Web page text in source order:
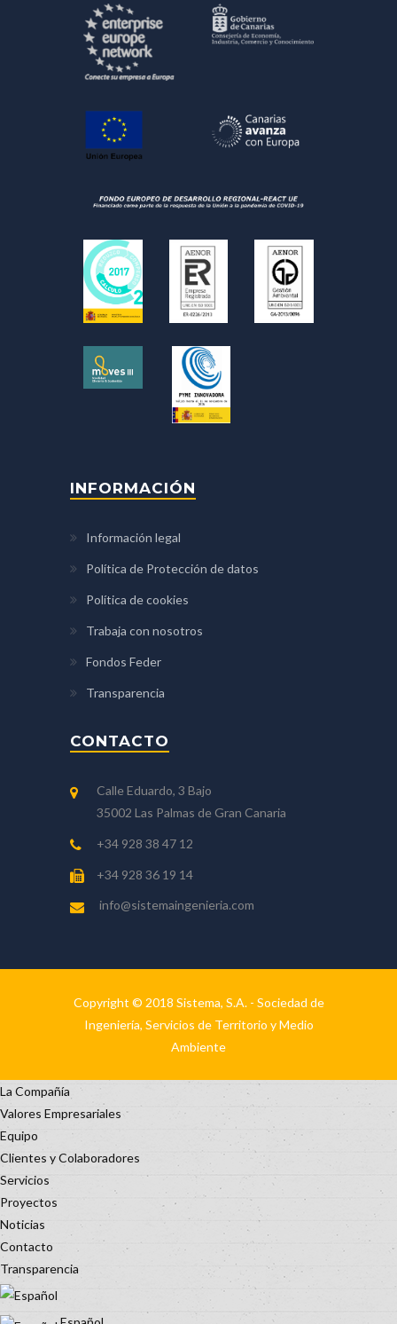
INFORMACIÓN
Información legal
Política de Protección de datos
Política de cookies
Trabaja con nosotros
Fondos Feder
Transparencia
CONTACTO
Calle Eduardo, 3 Bajo
35002 Las Palmas de Gran Canaria
+34 928 38 47 12
+34 928 36 19 14
info@sistemaingenieria.com
Copyright © 2018 Sistema, S.A. - Sociedad de
Ingeniería, Servicios de Territorio y Medio
Ambiente
La Compañía
Valores Empresariales
Equipo
Clientes y Colaboradores
Servicios
Proyectos
Noticias
Contacto
Transparencia